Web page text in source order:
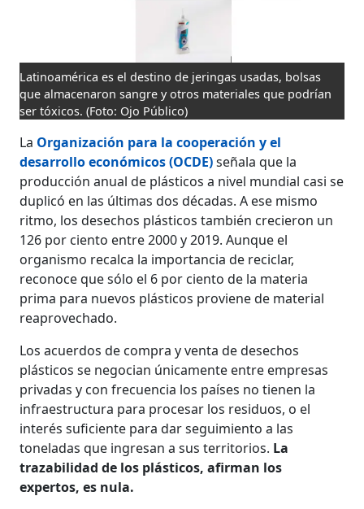
Latinoamérica es el destino de jeringas usadas, bolsas
que almacenaron sangre y otros materiales que podrían
ser tóxicos. (Foto: Ojo Público)
La Organización para la cooperación y el
desarrollo económicos (OCDE)señala que la
producción anual de plásticos a nivel mundial casi se
duplicó en las últimas dos décadas. A ese mismo
ritmo, los desechos plásticos también crecieron un
126 por ciento entre 2000 y 2019. Aunque el
organismo recalca la importancia de reciclar,
reconoce que sólo el 6 por ciento de la materia
prima para nuevos plásticos proviene de material
reaprovechado.
Los acuerdos de compra y venta de desechos
plásticos se negocian únicamente entre empresas
privadas y con frecuencia los países no tienen la
infraestructura para procesar los residuos, o el
interés suficiente para dar seguimiento a las
toneladas que ingresan a sus territorios. La
trazabilidad de los plásticos, afirman los
expertos, es nula.